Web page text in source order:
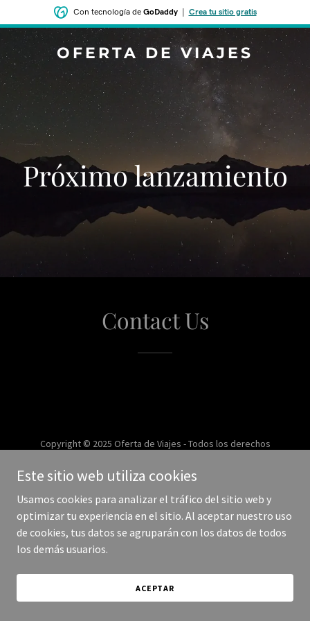
Con tecnología de GoDaddy| Crea tu sitio gratis
OFERTA DE VIAJES
‌‌Próximo lanzamiento
Contact Us
Copyright © 2025 Oferta de Viajes - Todos los derechos
Este sitio web utiliza cookies
Usamos cookies para analizar el tráfico del sitio web y
optimizar tu experiencia en el sitio. Al aceptar nuestro uso
de cookies, tus datos se agruparán con los datos de todos
los demás usuarios.
ACEPTAR